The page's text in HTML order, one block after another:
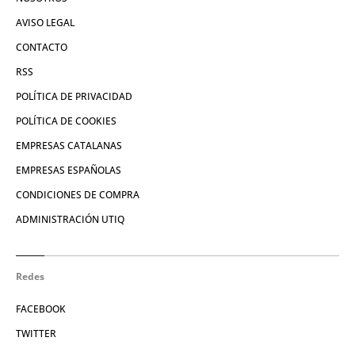
AVISO LEGAL
CONTACTO
RSS
POLÍTICA DE PRIVACIDAD
POLÍTICA DE COOKIES
EMPRESAS CATALANAS
EMPRESAS ESPAÑOLAS
CONDICIONES DE COMPRA
ADMINISTRACIÓN UTIQ
Redes
FACEBOOK
TWITTER